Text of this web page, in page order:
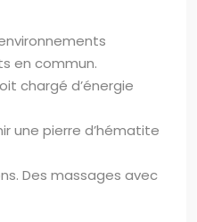
en commun.
chargé d’énergie
une pierre d’hématite
Des massages avec